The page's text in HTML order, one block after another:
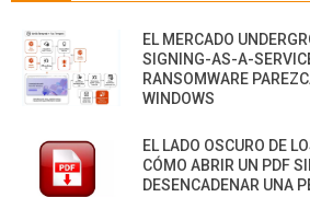
EL MERCADO
SIGNING-AS-A-
RANSOMWARE
WINDOWS
EL LADO OSCURO DE
CÓMO ABRIR UN PDF
DESENCADENAR UNA